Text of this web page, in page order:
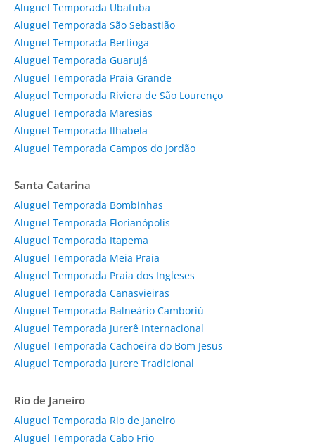
Aluguel Temporada Ubatuba
Aluguel Temporada São Sebastião
Aluguel Temporada Bertioga
Aluguel Temporada Guarujá
Aluguel Temporada Praia Grande
Aluguel Temporada Riviera de São Lourenço
Aluguel Temporada Maresias
Aluguel Temporada Ilhabela
Aluguel Temporada Campos do Jordão
Santa Catarina
Aluguel Temporada Bombinhas
Aluguel Temporada Florianópolis
Aluguel Temporada Itapema
Aluguel Temporada Meia Praia
Aluguel Temporada Praia dos Ingleses
Aluguel Temporada Canasvieiras
Aluguel Temporada Balneário Camboriú
Aluguel Temporada Jurerê Internacional
Aluguel Temporada Cachoeira do Bom Jesus
Aluguel Temporada Jurere Tradicional
Rio de Janeiro
Aluguel Temporada Rio de Janeiro
Aluguel Temporada Cabo Frio